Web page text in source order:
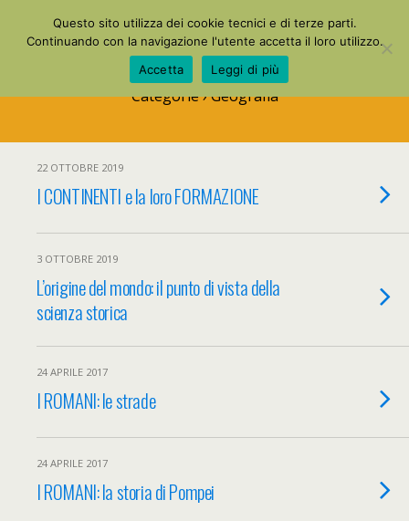
La Mia Maestra
Categorie ›Geografia
22 OTTOBRE 2019
I CONTINENTI e la loro FORMAZIONE
3 OTTOBRE 2019
L’origine del mondo: il punto di vista della
scienza storica
24 APRILE 2017
I ROMANI: le strade
24 APRILE 2017
I ROMANI: la storia di Pompei
Questo sito utilizza dei cookie tecnici e di terze parti.
Continuando con la navigazione l'utente accetta il loro utilizzo.
Accetta
Leggi di più